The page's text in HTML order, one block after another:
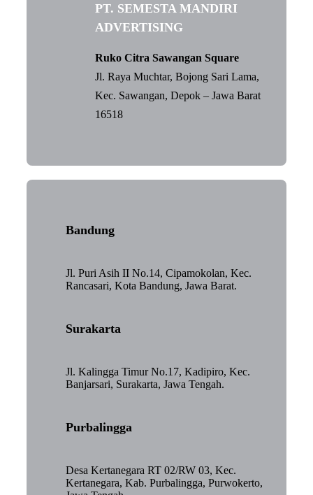
PT. SEMESTA MANDIRI
ADVERTISING
Ruko Citra Sawangan Square
Jl. Raya Muchtar, Bojong Sari Lama,
Kec. Sawangan, Depok – Jawa Barat
16518
Bandung
Jl. Puri Asih II No.14, Cipamokolan, Kec.
Rancasari, Kota Bandung, Jawa Barat.
Surakarta
Jl. Kalingga Timur No.17, Kadipiro, Kec.
Banjarsari, Surakarta, Jawa Tengah.
Purbalingga
Desa Kertanegara RT 02/RW 03, Kec.
Kertanegara, Kab. Purbalingga, Purwokerto,